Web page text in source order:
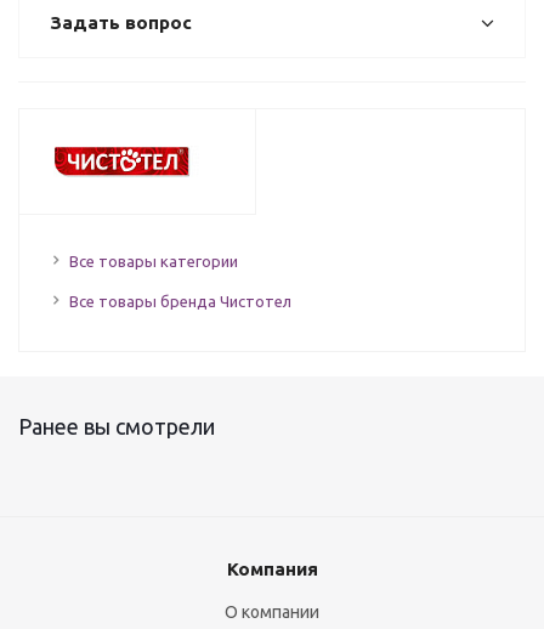
Задать вопрос
Все товары категории
Все товары бренда Чистотел
Ранее вы смотрели
Компания
О компании